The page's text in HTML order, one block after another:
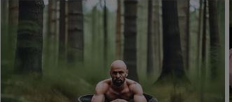
Estamos sobrevivendo graças a ajuda de